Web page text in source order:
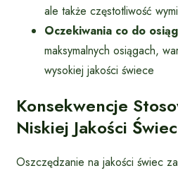
ale także częstotliwość
Oczekiwania co do
maksymalnych osiągach,
wysokiej jakości świece
Konsekwencje
Niskiej Jakości
Oszczędzanie na jakości świec